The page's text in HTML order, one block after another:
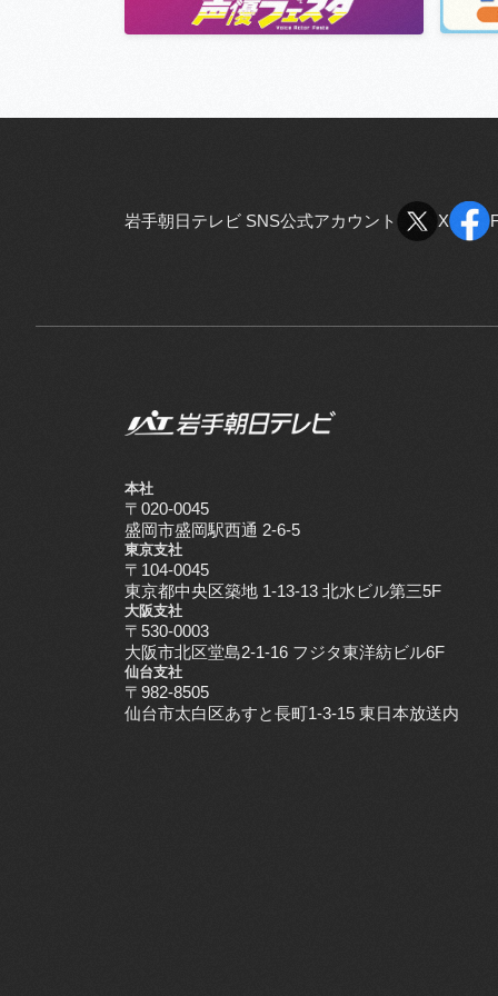
岩手朝日テレビ SNS公式アカウント
X
本社
〒020-0045
盛岡市盛岡駅西通 2-6-5
東京支社
〒104-0045
東京都中央区築地 1-13-13 北水ビル第三5F
大阪支社
〒530-0003
大阪市北区堂島2-1-16 フジタ東洋紡ビル6F
仙台支社
〒982-8505
仙台市太白区あすと長町1-3-15 東日本放送内